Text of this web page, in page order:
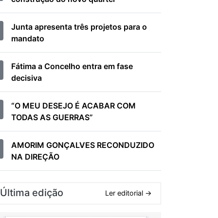
Junta apresenta três projetos para o
mandato
Fátima a Concelho entra em fase
decisiva
“O MEU DESEJO É ACABAR COM
TODAS AS GUERRAS”
AMORIM GONÇALVES RECONDUZIDO
NA DIREÇÃO
Última edição Ler editorial →